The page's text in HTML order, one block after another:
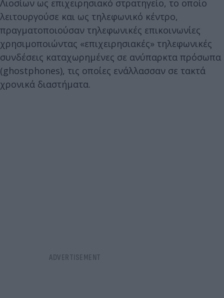
Λιοσίων ως επιχειρησιακό στρατηγείο, το οποίο
λειτουργούσε και ως τηλεφωνικό κέντρο,
πραγματοποιούσαν τηλεφωνικές επικοινωνίες
χρησιμοποιώντας «επιχειρησιακές» τηλεφωνικές
συνδέσεις καταχωρημένες σε ανύπαρκτα πρόσωπα
(ghostphones), τις οποίες ενάλλασσαν σε τακτά
χρονικά διαστήματα.